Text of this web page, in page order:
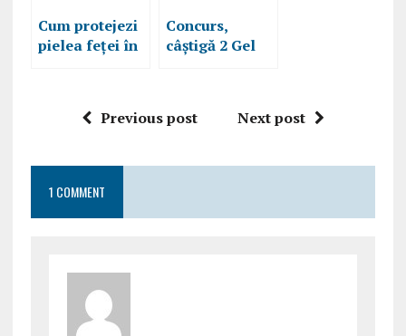
Cum protejezi
pielea feței în
Concurs,
câștigă 2 Gel
pielea ta
Previous post Next post
1 COMMENT